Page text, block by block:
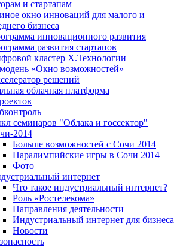
и стартапам
окно инноваций для малого и
бизнеса
инновационного развития
развития стартапов
кластер X.Технологии
«Окно возможностей»
решений
облачная платформа
семинаров "Облака и госсектор"
2014
Больше возможностей с Сочи 2014
Паралимпийские игры в Сочи 2014
Фото
интернет
Что такое индустриальный интернет?
Роль «Ростелекома»
Направления деятельности
Индустриальный интернет для бизнеса
Новости